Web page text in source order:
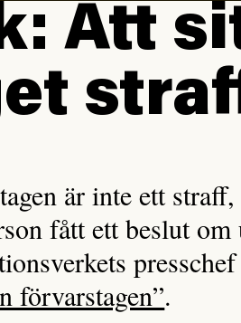
Att
är inte ett
fått ett beslut
förvarstagen”.